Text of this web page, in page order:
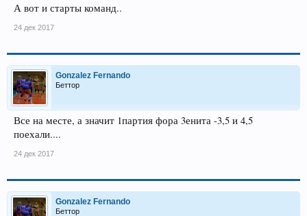
А вот и старты команд..
24 дек 2017
Gonzalez Fernando
Беттор
Все на месте, а значит 1партия фора 3енита -3,5 и 4,5
поехали....
24 дек 2017
Gonzalez Fernando
Беттор